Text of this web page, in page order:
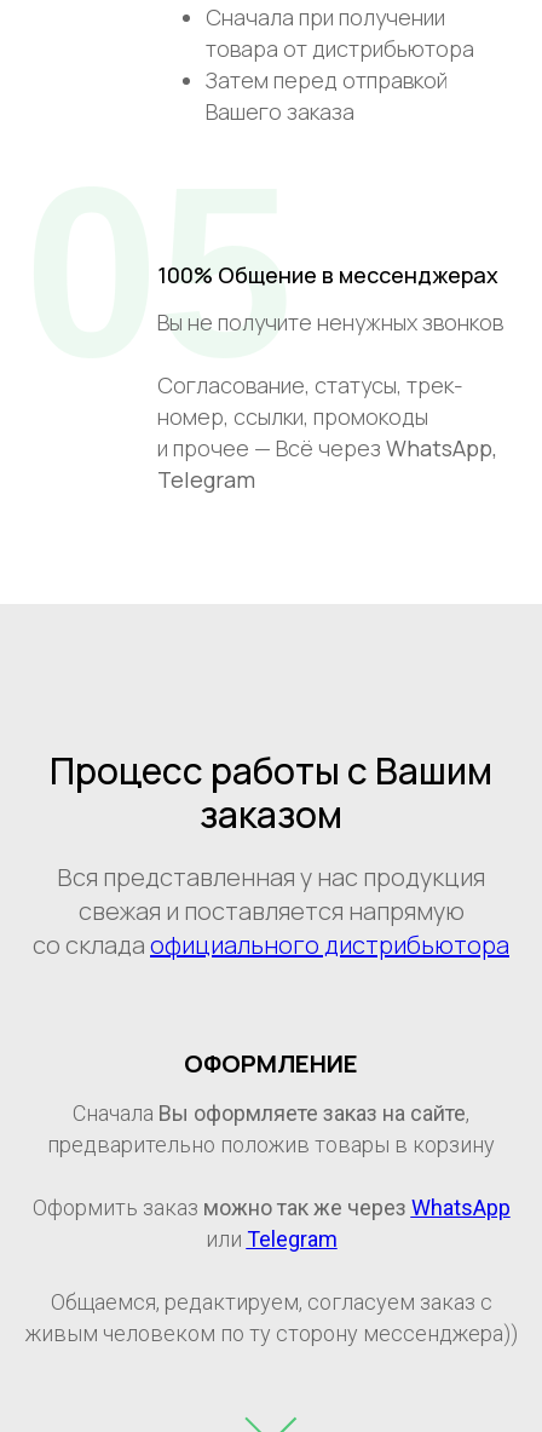
Сначала при получении
товара от дистрибьютора
Затем перед отправкой
Вашего заказа
100% Общение в мессенджерах
Вы не получите ненужных звонков
Согласование, статусы, трек-
номер, ссылки, промокоды
и прочее — Всё через WhatsApp,
Telegram
05
Процесс работы с Вашим
заказом
Вся представленная у нас продукция
свежая и поставляется напрямую
со складаофициального дистрибьютора
ОФОРМЛЕНИЕ
Сначала Вы оформляете заказ на сайте,
предварительно положив товары в корзину
Оформить заказ можно так же через WhatsApp
или Telegram
Общаемся, редактируем, согласуем заказ с
живым человеком по ту сторону мессенджера))